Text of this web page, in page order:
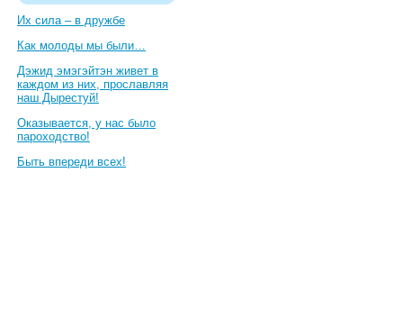
Их сила – в дружбе
Как молоды мы были…
Дэжид эмэгэйтэн живет в
каждом из них, прославляя
наш Дырестуй!
Оказывается, у нас было
пароходство!
Быть впереди всех!